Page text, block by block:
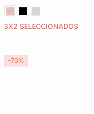
3X2 SELECCIONADOS
-70%